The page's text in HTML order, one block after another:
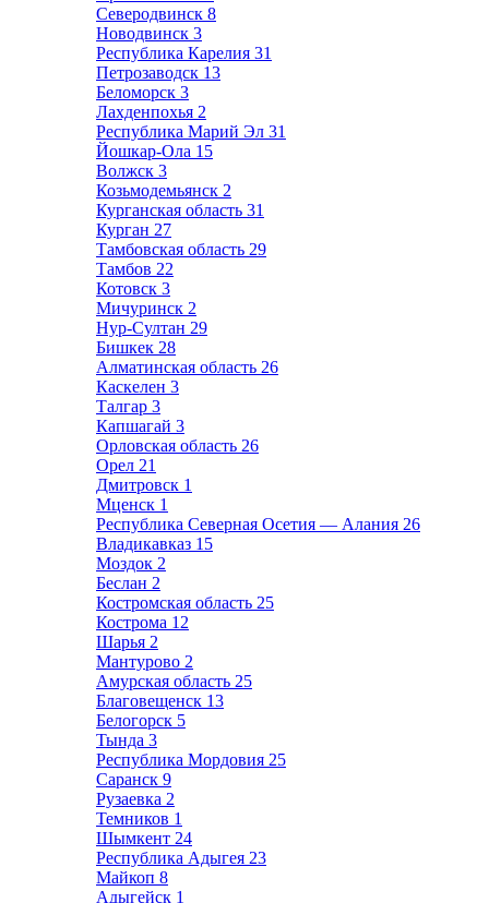
Северодвинск 8
Новодвинск 3
Республика Карелия 31
Петрозаводск 13
Беломорск 3
Лахденпохья 2
Республика Марий Эл 31
Йошкар-Ола 15
Волжск 3
Козьмодемьянск 2
Курганская область 31
Курган 27
Тамбовская область 29
Тамбов 22
Котовск 3
Мичуринск 2
Нур-Султан 29
Бишкек 28
Алматинская область 26
Каскелен 3
Талгар 3
Капшагай 3
Орловская область 26
Орел 21
Дмитровск 1
Мценск 1
Республика Северная Осетия — Алания 26
Владикавказ 15
Моздок 2
Беслан 2
Костромская область 25
Кострома 12
Шарья 2
Мантурово 2
Амурская область 25
Благовещенск 13
Белогорск 5
Тында 3
Республика Мордовия 25
Саранск 9
Рузаевка 2
Темников 1
Шымкент 24
Республика Адыгея 23
Майкоп 8
Адыгейск 1